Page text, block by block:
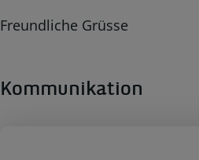
Freundliche Grüsse
Kommunikation